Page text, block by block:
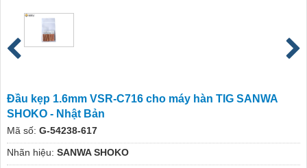
Đầu kẹp 1.6mm VSR-C716 cho máy hàn TIG SANWA
SHOKO - Nhật Bản
Mã số: G-54238-617
Nhãn hiệu: SANWA SHOKO